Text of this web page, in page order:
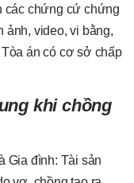
các chứng cứ chứng
ảnh, video, vi bằng,
án có cơ sở chấp
khi chồng
Gia đình: Tài sản